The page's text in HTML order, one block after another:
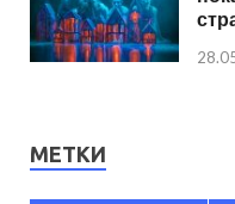
МЕТКИ